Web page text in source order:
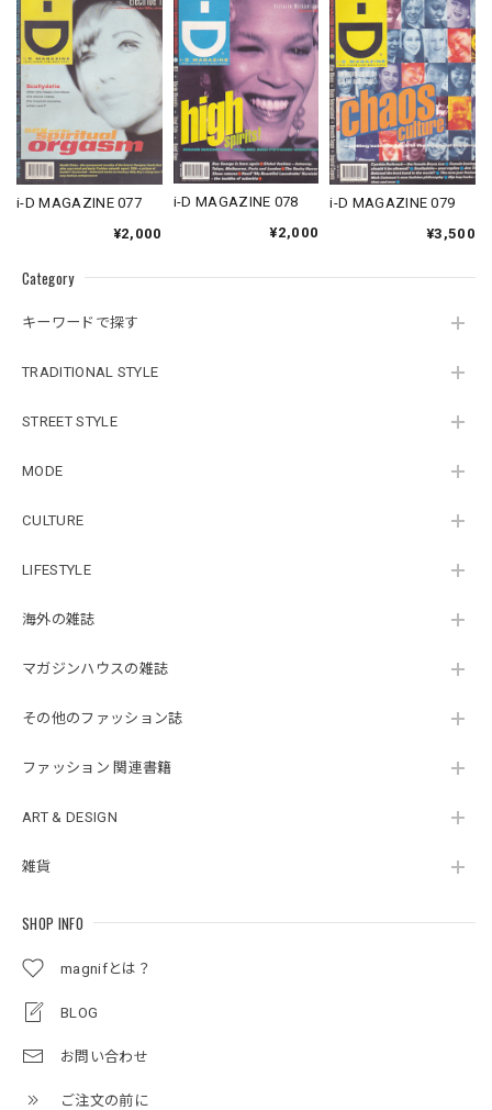
Category
キーワードで探す
TRADITIONAL STYLE
STREET STYLE
MODE
CULTURE
LIFESTYLE
海外の雑誌
マガジンハウスの雑誌
その他のファッション誌
ファッション 関連書籍
ART & DESIGN
雑貨
SHOP INFO
magnifとは？
BLOG
お問い合わせ
ご注文の前に
i-D MAGAZINE 077
¥2,000
i-D MAGAZINE 078
¥2,000
i-D MAGAZINE 079
¥3,500